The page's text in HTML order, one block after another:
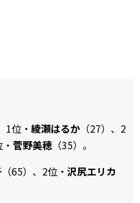
1位・ 綾瀬はるか （27）、2
菅野美穂 （35）。
（65）、2位・ 沢尻エリカ